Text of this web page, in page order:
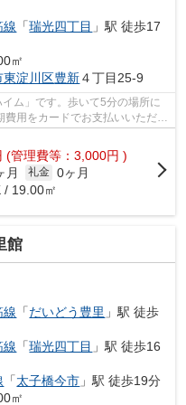
線 「瑞光四丁目 」駅 徒歩17
㎡
東淀川区豊新４丁目25-9
ム」です。歩いて5分の場所に
用をカードでお支払いいただけ
(管理費等：3,000円 )
月 礼金 0ヶ月
/ 19.00㎡
館
線 「だいどう豊里 」駅 徒歩
線 「瑞光四丁目 」駅 徒歩16
「太子橋今市 」駅 徒歩19分
㎡